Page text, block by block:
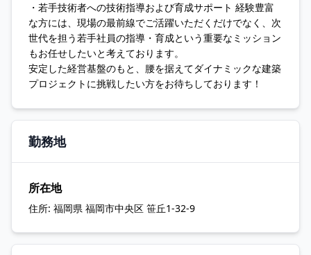
・若手技術者への技術指導および育成サポート 経験豊富
な方には、現場の最前線でご活躍いただくだけでなく、次
世代を担う若手社員の指導・育成という重要なミッション
もお任せしたいと考えております。
安定した経営基盤のもと、腰を据えてダイナミックな建築
プロジェクトに挑戦したい方をお待ちしております！
勤務地
所在地
住所: 福岡県 福岡市中央区 笹丘1-32-9